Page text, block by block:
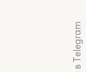
Мы в Telegram